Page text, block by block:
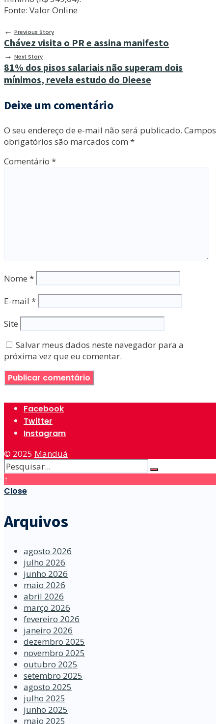
Fonte: Valor Online
← Previous Story
Chávez visita o PR e assina manifesto
→ Next Story
81% dos pisos salariais não superam dois
mínimos, revela estudo do Dieese
Deixe um comentário
O seu endereço de e-mail não será publicado. Campos
obrigatórios são marcados com *
Comentário *
Nome *
E-mail *
Site
Salvar meus dados neste navegador para a
próxima vez que eu comentar.
Facebook
Twitter
Instagram
© 2025 Manduá
↑
Close
Arquivos
agosto 2026
julho 2026
junho 2026
maio 2026
abril 2026
março 2026
fevereiro 2026
janeiro 2026
dezembro 2025
novembro 2025
outubro 2025
setembro 2025
agosto 2025
julho 2025
junho 2025
maio 2025